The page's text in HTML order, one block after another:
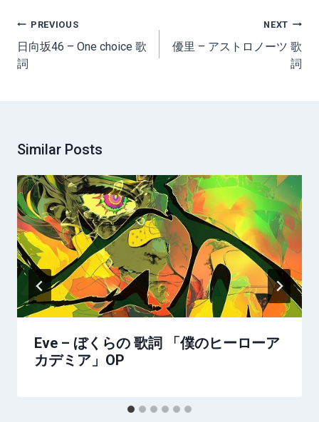
Post
navigation
PREVIOUS
日向坂46 – One choice 歌
詞
NEXT
優里 – アストロノーツ 歌
詞
Similar Posts
Eve – ぼくらの 歌詞 「僕のヒーローア
カデミア」OP